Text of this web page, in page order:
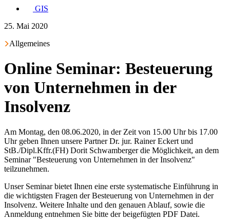
GIS
25. Mai 2020
Allgemeines
Online Seminar: Besteuerung
von Unternehmen in der
Insolvenz
Am Montag, den 08.06.2020, in der Zeit von 15.00 Uhr bis 17.00
Uhr geben Ihnen unsere Partner Dr. jur. Rainer Eckert und
StB./Dipl.Kffr.(FH) Dorit Schwamberger die Möglichkeit, an dem
Seminar "Besteuerung von Unternehmen in der Insolvenz"
teilzunehmen.
Unser Seminar bietet Ihnen eine erste systematische Einführung in
die wichtigsten Fragen der Besteuerung von Unternehmen in der
Insolvenz. Weitere Inhalte und den genauen Ablauf, sowie die
Anmeldung entnehmen Sie bitte der beigefügten PDF Datei.